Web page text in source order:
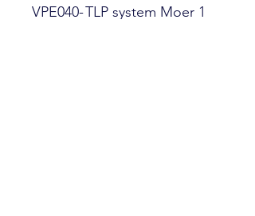
VPE040-TLP system Moer 1